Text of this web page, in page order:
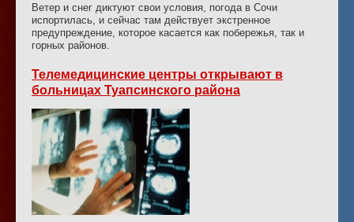
Ветер и снег диктуют свои условия, погода в Сочи
испортилась, и сейчас там действует экстренное
предупреждение, которое касается как побережья, так и
горных районов.
Телемедицинские центры открывают в
больницах Туапсинского района